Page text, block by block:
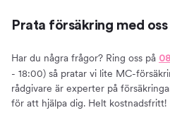
Prata försäkring med oss
Har du några frågor? Ring oss på
- 18:00) så pratar vi lite MC-
rådgivare är experter på
för att hjälpa dig. Helt kostnadsfritt!